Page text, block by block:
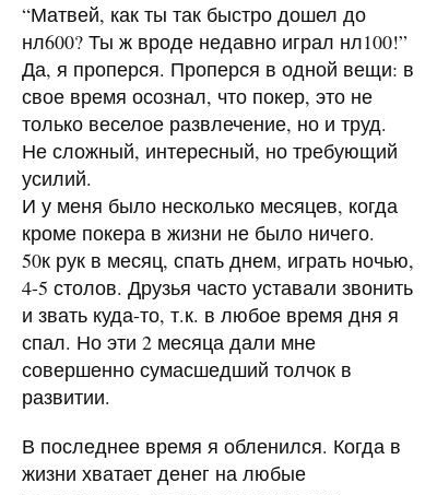
“Матвей, как ты так быстро дошел до
нл600? Ты ж вроде недавно играл нл100!”
Да, я проперся. Проперся в одной вещи: в
свое время осознал, что покер, это не
только веселое развлечение, но и труд.
Не сложный, интересный, но требующий
усилий.
И у меня было несколько месяцев, когда
кроме покера в жизни не было ничего.
50к рук в месяц, спать днем, играть ночью,
4-5 столов. Друзья часто уставали звонить
и звать куда-то, т.к. в любое время дня я
спал. Но эти 2 месяца дали мне
совершенно сумасшедший толчок в
развитии.
В последнее время я обленился. Когда в
жизни хватает денег на любые